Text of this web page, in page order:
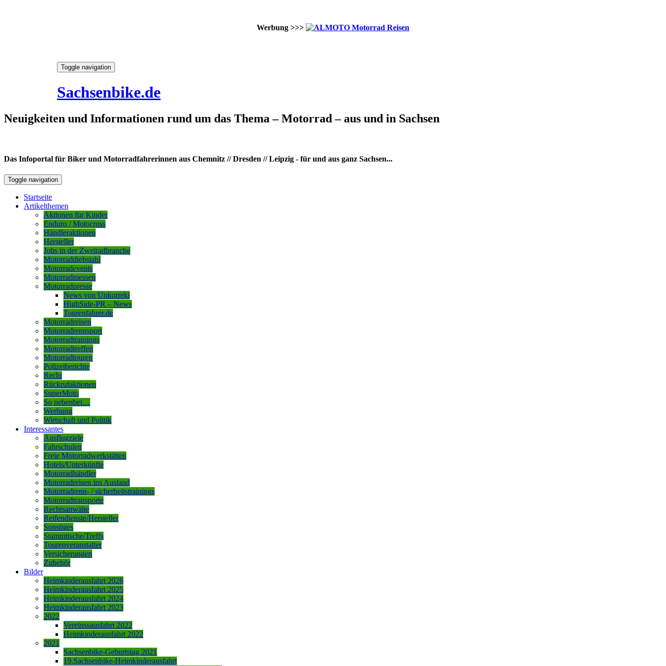
Werbung >>>
Toggle navigation
Sachsenbike.de
Neuigkeiten und Informationen rund um das Thema – Motorrad – aus und in Sachsen
Das Infoportal für Biker und Motorradfahrerinnen aus Chemnitz // Dresden // Leipzig - für und aus ganz Sachsen...
Toggle navigation
Startseite
Artikelthemen
Aktionen für Kinder
Enduro / Motocross
Händleraktionen
Hersteller
Jobs in der Zweiradbranche
Motorraddiebstahl
Motorradevents
Motorradmessen
Motorradpresse
News von Unkorrekt
HighSide-PR – News
Tourenfahrer.de
Motorradreisen
Motorradrennsport
Motorradtrainings
Motorradtreffen
Motorradtouren
Polizeiberichte
Recht
Rückrufaktionen
SuperMoto
So nebenbei…
Werbung
Wirtschaft und Politik
Interessantes
Ausflugziele
Fahrschulen
Freie Motorradwerkstätten
Hotels/Unterkünfte
Motorradhändler
Motorradreisen ins Ausland
Motorradrenn- / sicherheitstrainings
Motorradtransporte
Rechtsanwälte
Reifendienste/Hersteller
Sonstiges
Stammtische/Treffs
Tourenveranstalter
Versicherungen
Zubehör
Bilder
Heimkinderausfahrt 2026
Heimkinderausfahrt 2025
Heimkinderausfahrt 2024
Heimkinderausfahrt 2023
2022
Vereinssausfahrt 2022
Heimkinderausfahrt 2022
2021
Sachsenbike-Geburtstag 2021
19.Sachsenbike-Heimkinderausfahrt